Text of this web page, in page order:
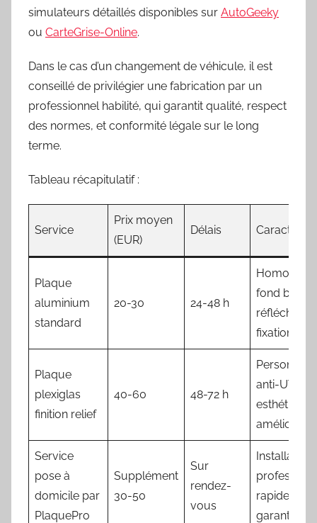
simulateurs détaillés disponibles sur AutoGeeky
ou CarteGrise-Online.
Dans le cas d’un changement de véhicule, il est
conseillé de privilégier une fabrication par un
professionnel habilité, qui garantit qualité, respect
des normes, et conformité légale sur le long
terme.
Tableau récapitulatif :
Service
Prix moyen
(EUR)
Délais
Plaque
aluminium
standard
20-30 24-48 h
fond blanc
fixation
Plaque
plexiglas
finition relief
40-60 48-72 h
anti-UV,
esthétique
améliorée
Service
pose à
domicile par
PlaquePro
Supplément
30-50
Sur
rendez-
vous
Installation
rapide et
garantie